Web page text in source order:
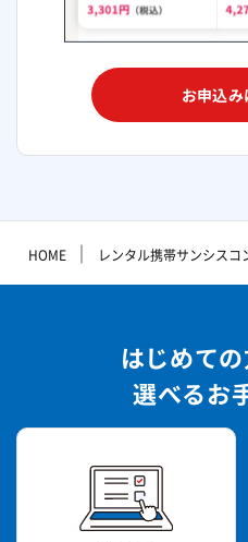
お申込
HOME ｜ レンタル携帯サンシス
はじめて
選べるお